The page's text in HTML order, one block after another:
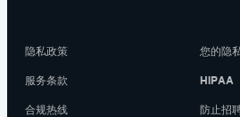
隐私政策 您的隐
服务条款 HIPAA
合规热线 防止招